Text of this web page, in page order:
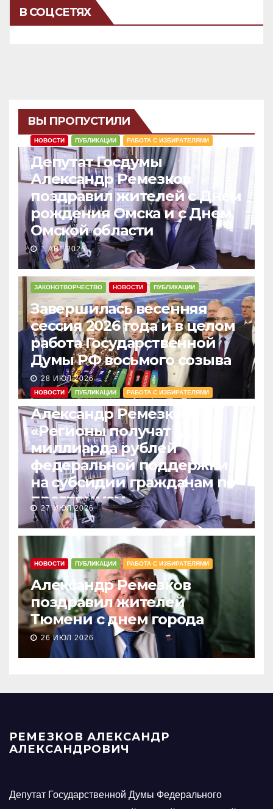
В СОЦСЕТЯХ
ВЫ ПРОПУСТИЛИ
НОВОСТИ ПУБЛИКАЦИИ РАБОТА С ИЗБИРАТЕЛЯМИ
Депутат Госдумы
Александр Ремезков
поздравил жителей с Днем
рождения Омска и с Днем
Омской области
1 АВГ 2026
ЗАКОНОТВОРЧЕСТВО НОВОСТИ ПУБЛИКАЦИИ
Завершилась весенняя
сессия 2026 года и в целом
работа Государственной
Думы РФ восьмого созыва
28 ИЮЛ 2026
НОВОСТИ ПУБЛИКАЦИИ РАБОТА С ИЗБИРАТЕЛЯМИ
Александр Ремезков:
«Регионы получат 1,2
миллиарда рублей
федеральной поддержки
на субсидии гражданам по
программам
догазификации»
27 ИЮЛ 2026
НОВОСТИ ПУБЛИКАЦИИ РАБОТА С ИЗБИРАТЕЛЯМИ
Александр Ремезков
поздравил жителей
Тюмени с днем города
26 ИЮЛ 2026
РЕМЕЗКОВ АЛЕКСАНДР
АЛЕКСАНДРОВИЧ
Депутат Государственной Думы Федерального